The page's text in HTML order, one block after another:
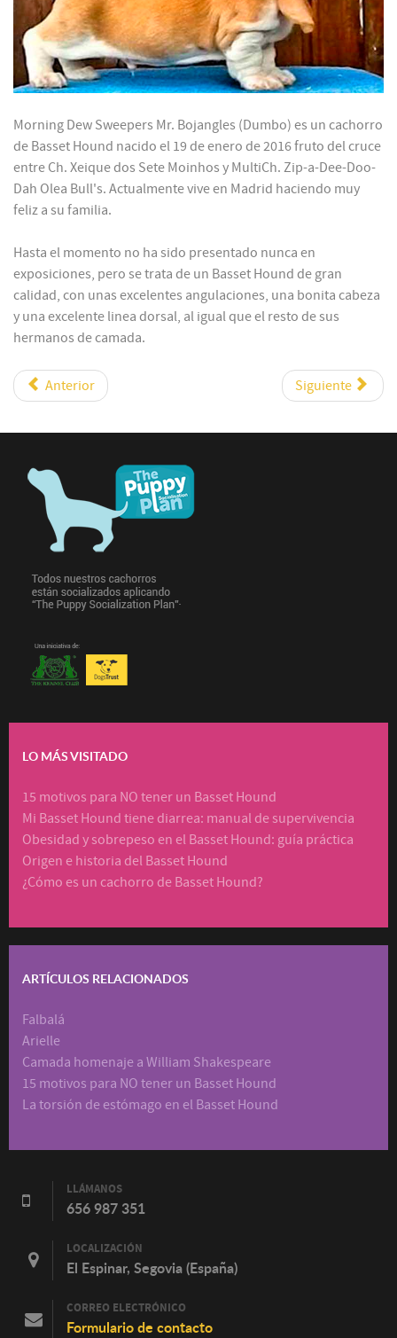
Morning Dew Sweepers Mr. Bojangles (Dumbo) es un cachorro
de Basset Hound nacido el 19 de enero de 2016 fruto del cruce
entre Ch. Xeique dos Sete Moinhos y MultiCh. Zip-a-Dee-Doo-
Dah Olea Bull's. Actualmente vive en Madrid haciendo muy
feliz a su familia.
Hasta el momento no ha sido presentado nunca en
exposiciones, pero se trata de un Basset Hound de gran
calidad, con unas excelentes angulaciones, una bonita cabeza
y una excelente linea dorsal, al igual que el resto de sus
hermanos de camada.
Anterior Siguiente
LO MÁS VISITADO
15 motivos para NO tener un Basset Hound
Mi Basset Hound tiene diarrea: manual de supervivencia
Obesidad y sobrepeso en el Basset Hound: guía práctica
Origen e historia del Basset Hound
¿Cómo es un cachorro de Basset Hound?
ARTÍCULOS RELACIONADOS
Falbalá
Arielle
Camada homenaje a William Shakespeare
15 motivos para NO tener un Basset Hound
La torsión de estómago en el Basset Hound
LLÁMANOS
656 987 351
LOCALIZACIÓN
El Espinar, Segovia (España)
CORREO ELECTRÓNICO
Formulario de contacto